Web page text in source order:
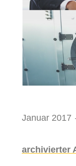
Januar 2017
archivierter